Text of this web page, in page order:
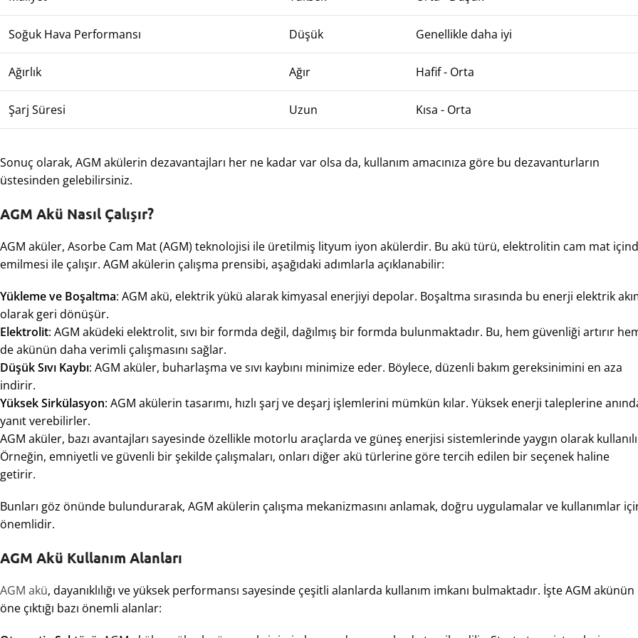
Soğuk Hava Performansı Düşük Genellikle daha iyi
Ağırlık Ağır Hafif - Orta
Şarj Süresi Uzun Kısa - Orta
Sonuç olarak, AGM akülerin dezavantajları her ne kadar var olsa da, kullanım amacınıza göre bu dezavanturların
üstesinden gelebilirsiniz.
AGM Akü Nasıl Çalışır?
AGM aküler, Asorbe Cam Mat (AGM) teknolojisi ile üretilmiş lityum iyon akülerdir. Bu akü türü, elektrolitin cam mat
emilmesi ile çalışır. AGM akülerin çalışma prensibi, aşağıdaki adımlarla açıklanabilir:
Yükleme ve Boşaltma: AGM akü, elektrik yükü alarak kimyasal enerjiyi depolar. Boşaltma sırasında bu enerji elektrik
olarak geri dönüşür.
Elektrolit: AGM aküdeki elektrolit, sıvı bir formda değil, dağılmış bir formda bulunmaktadır. Bu, hem güvenliği artırır
de akünün daha verimli çalışmasını sağlar.
Düşük Sıvı Kaybı: AGM aküler, buharlaşma ve sıvı kaybını minimize eder. Böylece, düzenli bakım gereksinimini en aza
indirir.
Yüksek Sirkülasyon: AGM akülerin tasarımı, hızlı şarj ve deşarj işlemlerini mümkün kılar. Yüksek enerji taleplerine
yanıt verebilirler.
AGM aküler, bazı avantajları sayesinde özellikle motorlu araçlarda ve güneş enerjisi sistemlerinde yaygın olarak
Örneğin, emniyetli ve güvenli bir şekilde çalışmaları, onları diğer akü türlerine göre tercih edilen bir seçenek haline
getirir.
Bunları göz önünde bulundurarak, AGM akülerin çalışma mekanizmasını anlamak, doğru uygulamalar ve kullanımlar
önemlidir.
AGM Akü Kullanım Alanları
AGM akü, dayanıklılığı ve yüksek performansı sayesinde çeşitli alanlarda kullanım imkanı bulmaktadır. İşte AGM akünün
öne çıktığı bazı önemli alanlar: